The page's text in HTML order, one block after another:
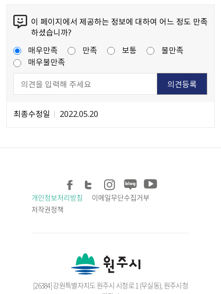
이 페이지에서 제공하는 정보에 대하여 어느 정도 만족
하셨습니까?
매우만족
만족 보통
불만족
매우불만족
최종수정일 2022.05.20
개인정보처리방침
이메일무단수집거부
저작권정책
[26384] 강원특별자치도 원주시 시청로 1 (무실동), 원주시청